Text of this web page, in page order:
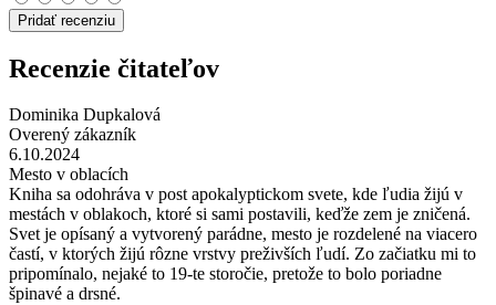
Pridať recenziu
Recenzie čitateľov
Dominika Dupkalová
Overený zákazník
6.10.2024
Mesto v oblacích
Kniha sa odohráva v post apokalyptickom svete, kde ľudia žijú v
mestách v oblakoch, ktoré si sami postavili, keďže zem je zničená.
Svet je opísaný a vytvorený parádne, mesto je rozdelené na viacero
častí, v ktorých žijú rôzne vrstvy preživších ľudí. Zo začiatku mi to
pripomínalo, nejaké to 19-te storočie, pretože to bolo poriadne
špinavé a drsné.